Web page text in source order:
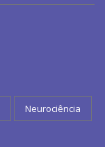
Neurociência